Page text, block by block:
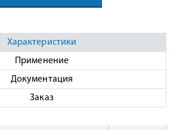
Характеристики
Применение
Документация
Заказ